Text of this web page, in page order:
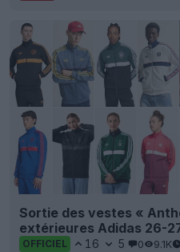
Sortie des vestes «
extérieures Adidas 26-
OFFICIEL 16 5 0 9.1K